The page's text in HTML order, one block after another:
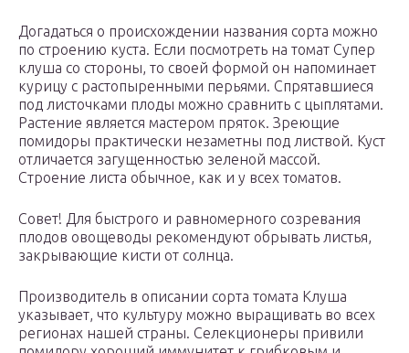
Догадаться о происхождении названия сорта можно
по строению куста. Если посмотреть на томат Супер
клуша со стороны, то своей формой он напоминает
курицу с растопыренными перьями. Спрятавшиеся
под листочками плоды можно сравнить с цыплятами.
Растение является мастером пряток. Зреющие
помидоры практически незаметны под листвой. Куст
отличается загущенностью зеленой массой.
Строение листа обычное, как и у всех томатов.
Совет! Для быстрого и равномерного созревания
плодов овощеводы рекомендуют обрывать листья,
закрывающие кисти от солнца.
Производитель в описании сорта томата Клуша
указывает, что культуру можно выращивать во всех
регионах нашей страны. Селекционеры привили